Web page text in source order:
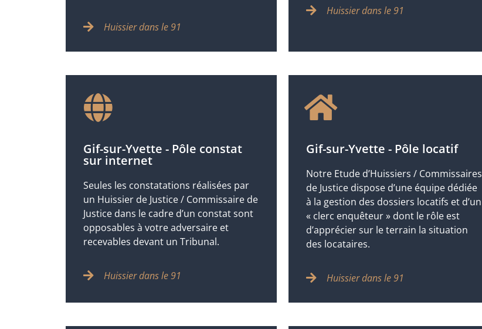
Huissier dans le 91
Huissier dans le 91
Gif-sur-Yvette - Pôle constat
sur internet
Seules les constatations réalisées par
un Huissier de Justice / Commissaire de
Justice dans le cadre d’un constat sont
opposables à votre adversaire et
recevables devant un Tribunal.
Huissier dans le 91
Gif-sur-Yvette - Pôle locatif
Notre Etude d’Huissiers / Commissaires
de Justice dispose d’une équipe dédiée
à la gestion des dossiers locatifs et d’un
« clerc enquêteur » dont le rôle est
d’apprécier sur le terrain la situation
des locataires.
Huissier dans le 91